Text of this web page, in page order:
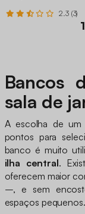
2.3 (3)
Bancos
sala de
A escolha de um
pontos para
banco é muito
ilha central.
oferecem maior
–, e sem
espaços pequenos.